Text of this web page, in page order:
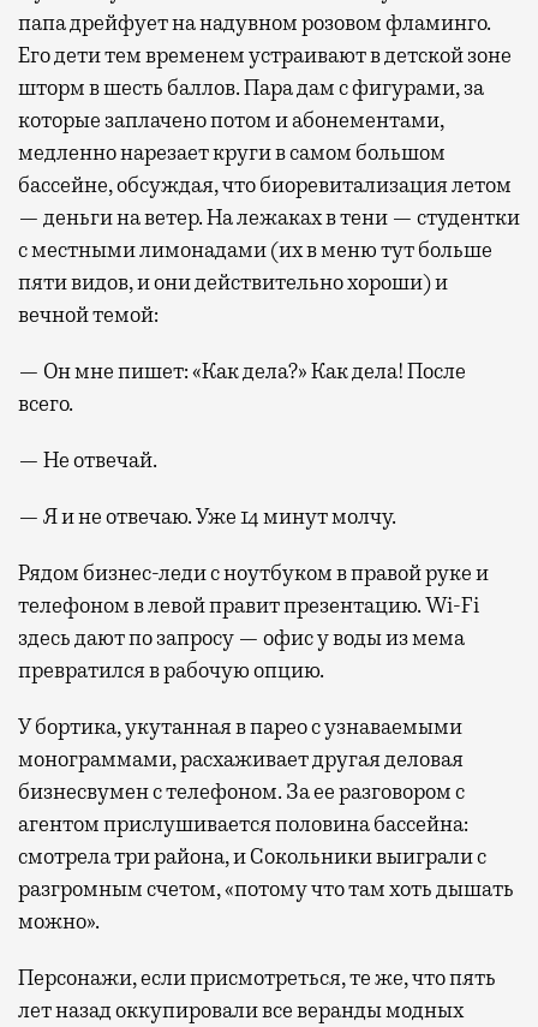
папа дрейфует на надувном розовом фламинго.
Его дети тем временем устраивают в детской зоне
шторм в шесть баллов. Пара дам с фигурами, за
которые заплачено потом и абонементами,
медленно нарезает круги в самом большом
бассейне, обсуждая, что биоревитализация летом
— деньги на ветер. На лежаках в тени — студентки
с местными лимонадами (их в меню тут больше
пяти видов, и они действительно хороши) и
вечной темой:
— Он мне пишет: «Как дела?» Как дела! После
всего.
— Не отвечай.
— Я и не отвечаю. Уже 14 минут молчу.
Рядом бизнес-леди с ноутбуком в правой руке и
телефоном в левой правит презентацию. Wi-Fi
здесь дают по запросу — офис у воды из мема
превратился в рабочую опцию.
У бортика, укутанная в парео с узнаваемыми
монограммами, расхаживает другая деловая
бизнесвумен с телефоном. За ее разговором с
агентом прислушивается половина бассейна:
смотрела три района, и Сокольники выиграли с
разгромным счетом, «потому что там хоть дышать
можно».
Персонажи, если присмотреться, те же, что пять
лет назад оккупировали все веранды модных